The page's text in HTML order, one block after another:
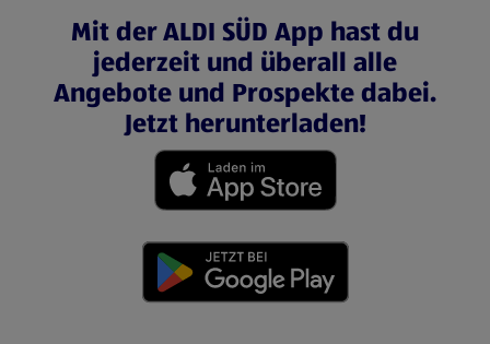
Mit der ALDI SÜD App hast du
jederzeit und überall alle
Angebote und Prospekte dabei.
Jetzt herunterladen!